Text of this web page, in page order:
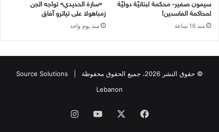
سيمون صفير- محكمة لبنانيّة دوليّة
لمحاكمة الفاسدين!
منذ 16 ساعة
«سارة الحديدي» تواجه الجن
زمباهولا على تياترو آفاق
منذ يوم واحد
© حقوق النشر 2026، جميع الحقوق محفوظة |
Source Solutions
Lebanon
فيسبوك يوتيوبانستقرام